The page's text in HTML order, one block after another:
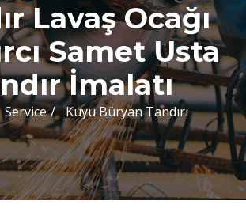
Lavaş Ocağı
Samet Usta
İmalatı
Service Kuyu Büryan Tandırı